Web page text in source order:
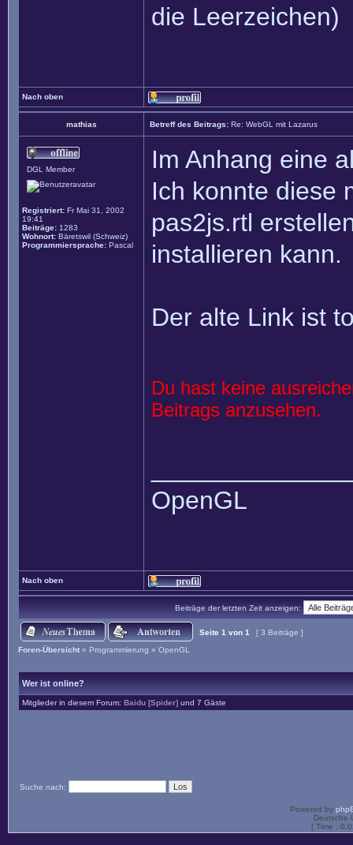
die Leerzeichen)
Nach oben
mathias Betreff des Beitrags: Re: WebGL mit Lazarus
DGL Member
Registriert: Fr Mai 31, 2002
19:41
Beiträge: 1283
Wohnort: Bäretswil (Schweiz)
Programmiersprache: Pascal
Im Anhang eine
Ich konnte diese
pas2js.rtl
installieren kann.
Der alte Link ist
Du hast keine
Beitrags anzusehen.
OpenGL
Nach oben
Beiträge der letzten Zeit anzeigen:
Seite 1 von 1
[ 3 Beiträge ]
Foren-Übersicht » Programmierung » OpenGL
Wer ist online?
Mitglieder in diesem Forum: Baidu [Spider] und 7 Gäste
Suche nach:
Powered by
Deutsche
[ Time :